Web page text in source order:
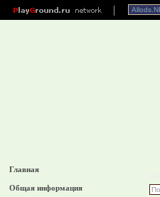
Главная
Общая информация